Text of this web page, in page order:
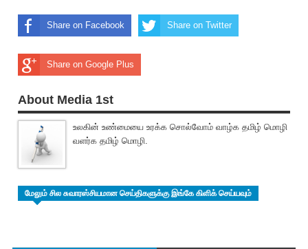
Share on Facebook Share on Twitter
Share on Google Plus
About Media 1st
உலகின் உண்மையை உரக்க சொல்வோம் வாழ்க தமிழ் மொழி
வளர்க தமிழ் மொழி.
மேலும் சில சுவாரஸ்சியமான செய்திகளுக்கு இங்கே கிளிக் செய்யவும்